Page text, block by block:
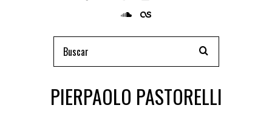
PIERPAOLO PASTORELLI